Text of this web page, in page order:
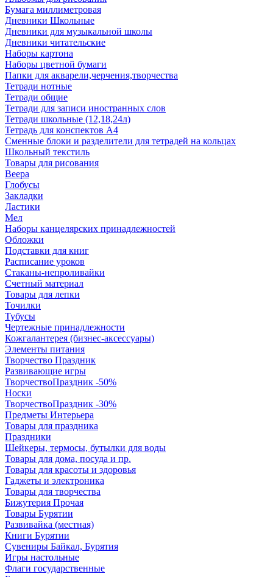
Бумага миллиметровая
Дневники Школьные
Дневники для музыкальной школы
Дневники читательские
Наборы картона
Наборы цветной бумаги
Папки для акварели,черчения,творчества
Тетради нотные
Тетради общие
Тетради для записи иностранных слов
Тетради школьные (12,18,24л)
Тетрадь для конспектов А4
Сменные блоки и разделители для тетрадей на кольцах
Школьный текстиль
Товары для рисования
Веера
Глобусы
Закладки
Ластики
Мел
Наборы канцелярских принадлежностей
Обложки
Подставки для книг
Расписание уроков
Стаканы-непроливайки
Счетный материал
Товары для лепки
Точилки
Тубусы
Чертежные принадлежности
Кожгалантерея (бизнес-аксессуары)
Элементы питания
Творчество Праздник
Развивающие игры
ТворчествоПраздник -50%
Носки
ТворчествоПраздник -30%
Предметы Интерьера
Товары для праздника
Праздники
Шейкеры, термосы, бутылки для воды
Товары для дома, посуда и пр.
Товары для красоты и здоровья
Гаджеты и электроника
Товары для творчества
Бижутерия Прочая
Товары Бурятии
Развивайка (местная)
Книги Бурятии
Сувениры Байкал, Бурятия
Игры настольные
Флаги государственные